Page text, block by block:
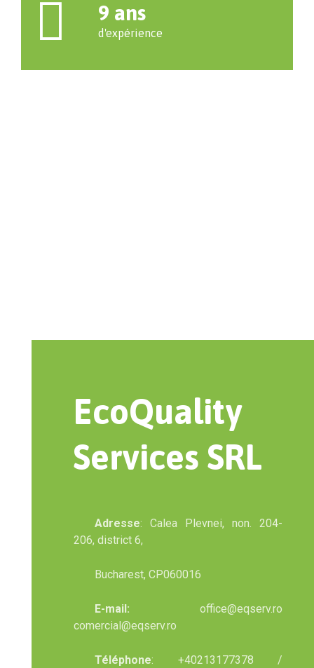
9 ans
d'expérience
EcoQuality
Services SRL
Adresse: Calea Plevnei, non. 204-
206, district 6,
Bucharest, CP060016
E-mail: office@eqserv.ro
comercial@eqserv.ro
Téléphone: +40213177378 /